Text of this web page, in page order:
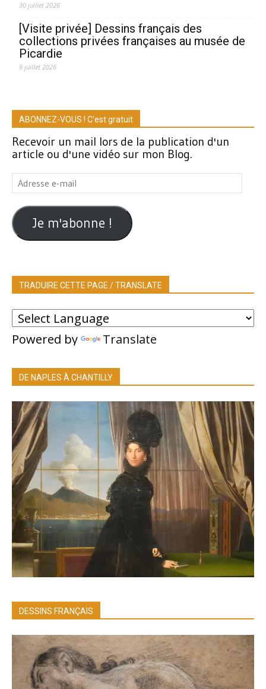
30 juillet 2026
[Visite privée] Dessins français des
collections privées françaises au musée de
Picardie
9 juillet 2026
ABONNEZ-VOUS ! C'est gratuit
Recevoir un mail lors de la publication d'un
article ou d'une vidéo sur mon Blog.
Adresse
e-
mail
Je m'abonne !
TRADUIRE CETTE PAGE / TRANSLATE
Powered by Translate
DE NAPLES À CHANTILLY
DESSINS FRANÇAIS